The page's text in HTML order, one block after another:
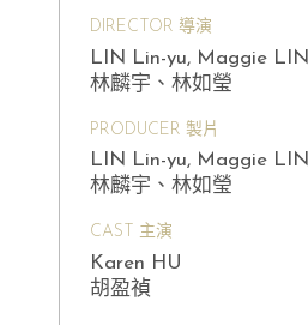
DIRECTOR 導演
LIN Lin-yu, Maggie LIN
林麟宇、林如瑩
PRODUCER 製片
LIN Lin-yu, Maggie LIN
林麟宇、林如瑩
CAST 主演
Karen HU
胡盈禎